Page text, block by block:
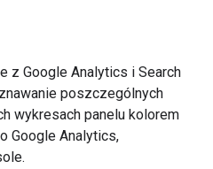
z Google Analytics i Search
poszczególnych
wykresach panelu kolorem
Google Analytics,